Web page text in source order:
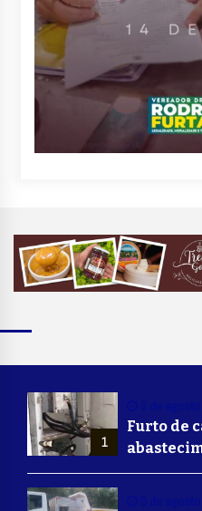
1
Furto de
bairros